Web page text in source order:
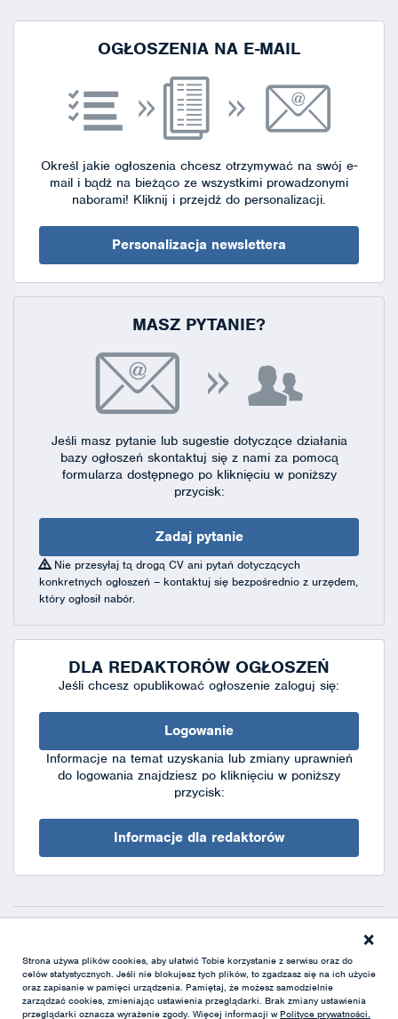
OGŁOSZENIA NA E-MAIL
Określ jakie ogłoszenia chcesz otrzymywać na swój e-
mail i bądź na bieżąco ze wszystkimi prowadzonymi
naborami! Kliknij i przejdź do personalizacji.
Personalizacja newslettera
MASZ PYTANIE?
Jeśli masz pytanie lub sugestie dotyczące działania
bazy ogłoszeń skontaktuj się z nami za pomocą
formularza dostępnegopo kliknięciu w poniższy
przycisk:
Zadaj pytanie
Nie przesyłaj tą drogą CV ani pytań dotyczących
konkretnych ogłoszeń – kontaktuj się bezpośrednio z urzędem,
który ogłosił nabór.
DLA REDAKTORÓW OGŁOSZEŃ
Jeśli chcesz opublikować ogłoszenie zaloguj się:
Logowanie
Informacje na temat uzyskania lub zmiany uprawnień
do logowania znajdziesz po kliknięciu w poniższy
przycisk:
Informacje dla redaktorów
XML
Strona używa plików cookies, aby ułatwić Tobie korzystanie z serwisu oraz do
celów statystycznych. Jeśli nie blokujesz tych plików, to zgadzasz się na ich użycie
oraz zapisanie w pamięci urządzenia. Pamiętaj, że możesz samodzielnie
zarządzać cookies, zmieniając ustawienia przeglądarki. Brak zmiany ustawienia
przeglądarki oznacza wyrażenie zgody. Więcej informacji wPolityce prywatności.
×